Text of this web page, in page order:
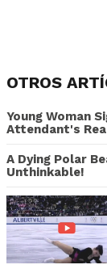
OTROS
Young Woman
Attendant's
A Dying Polar
Unthinkable!